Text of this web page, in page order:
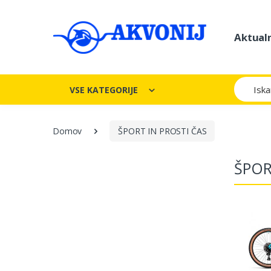
VSE KATEGORIJE
Iskanje
Domov ŠPORT IN PROSTI ČAS